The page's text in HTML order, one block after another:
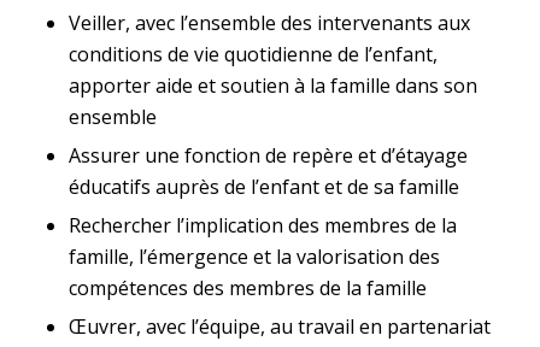
Veiller, avec l’ensemble des intervenants aux
conditions de vie quotidienne de l’enfant,
apporter aide et soutien à la famille dans son
ensemble
Assurer une fonction de repère et d’étayage
éducatifs auprès de l’enfant et de sa famille
Rechercher l’implication des membres de la
famille, l’émergence et la valorisation des
compétences des membres de la famille
Œuvrer, avec l’équipe, au travail en partenariat